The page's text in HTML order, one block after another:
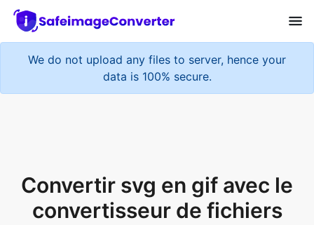
We do not upload any files to server, hence your
data is 100% secure.
image en ligne
Téléchargez le fichier et convertissez svg en gif en
ligne avec cet outil. c'est simple et totalement gratuit !